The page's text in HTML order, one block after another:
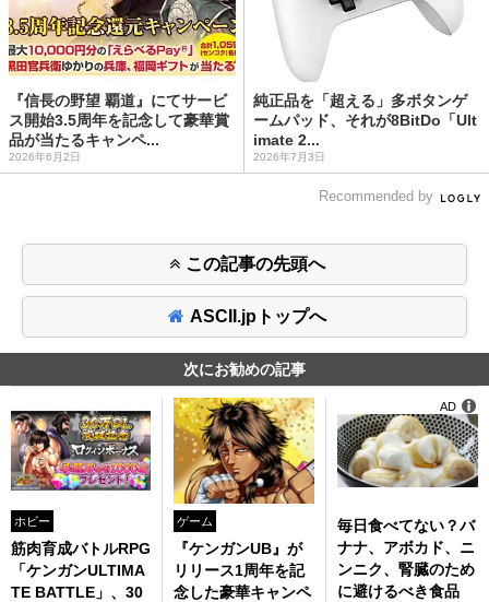
『信長の野望 覇道』にてサービ
ス開始3.5周年を記念して豪華賞
品が当たるキャンペ...
2026年6月2日
純正品を「超える」多ボタンゲ
ームパッド、それが8BitDo「Ult
imate 2...
2026年7月3日
Recommended by
この記事の先頭へ
ASCII.jpトップへ
次にお勧めの記事
ホビー
筋肉育成バトルRPG
「ケンガンULTIMA
TE BATTLE」、30
ゲーム
『ケンガンUB』が
リリース1周年を記
念した豪華キャンペ
毎日食べてない？バ
ナナ、アボカド、ニ
ンニク、腎臓のため
に避けるべき食品
AD